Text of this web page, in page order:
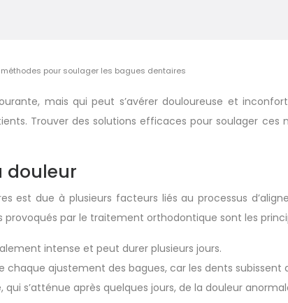
pour soulager les bagues dentaires
mais qui peut s’avérer douloureuse et
Trouver des solutions efficaces pour soulager
douleur
est due à plusieurs facteurs liés au processus
par le traitement orthodontique sont les
intense et peut durer plusieurs jours.
ajustement des bagues, car les dents subissent
s’atténue après quelques jours, de la douleur